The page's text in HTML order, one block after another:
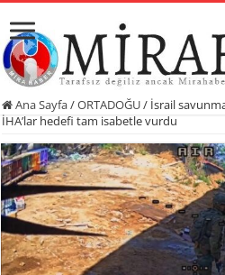
Ana Sayfa/ORTADOĞU/ İsrail
İHA’lar hedefi tam isabetle vurdu